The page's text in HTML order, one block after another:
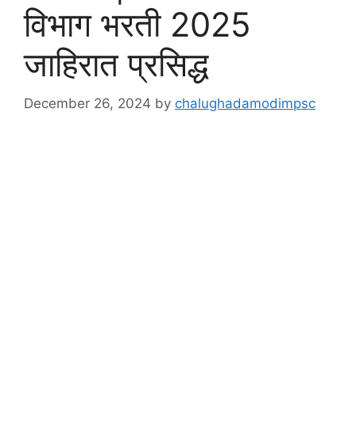
विभाग भरती 2025
जाहिरात प्रसिद्ध
December 26, 2024 by chalughadamodimpsc